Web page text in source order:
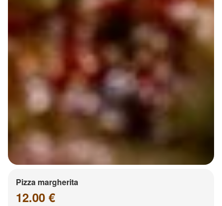
Pizza margherita
12.00 €